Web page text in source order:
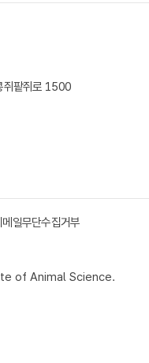
쥐팥쥐로 1500
메일무단수집거부
of Animal Science.